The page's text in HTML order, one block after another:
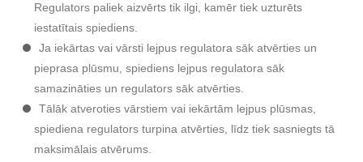
Regulators paliek aizvērts tik ilgi, kamēr tiek uzturēts
iestatītais spiediens.
Ja iekārtas vai vārsti lejpus regulatora sāk atvērties un
pieprasa plūsmu, spiediens lejpus regulatora sāk
samazināties un regulators sāk atvērties.
Tālāk atveroties vārstiem vai iekārtām lejpus plūsmas,
spiediena regulators turpina atvērties, līdz tiek sasniegts tā
maksimālais atvērums.